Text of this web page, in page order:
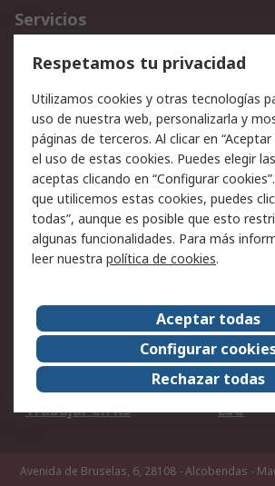
Servicios
Cómo realizar pedidos
Facturación y pago
Ofertas
Legal
Aviso legal
Política
Política sobre cookies
Certificaciones de
Acerca de RS
Acerca de RS
RS
RS en el mundo
Sala de
Trabajar en RS
ESG
Avenida de Bruselas, 6, 28108 - Alcobendas -
Respetamos tu privacidad
Utilizamos cookies y otras tecnologías
uso de nuestra web, personalizarla y
páginas de terceros. Al clicar en
el uso de estas cookies. Puedes elegir
aceptas clicando en “Configurar
que utilicemos estas cookies, puedes
todas”, aunque es posible que esto
algunas funcionalidades. Para más
leer nuestra política de cookies.
Aceptar todas
Configurar
Rechazar todas